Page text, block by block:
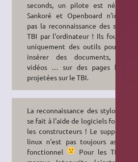
seconds, un pilote est nécessaire.
Sankoré et Openboard n'intègrent
pas la reconnaissance des stylos du
TBI par l'ordinateur ! Ils fournissent
uniquement des outils pour écrire,
insérer des documents, images,
vidéos … sur des pages blanches
projetées sur le TBI.
La reconnaissance des stylos du TBI
se fait à l'aide de logiciels fournis par
les constructeurs ! Le support pour
linux n'est pas toujours assuré ou
fonctionnel
Pour les TBI de la